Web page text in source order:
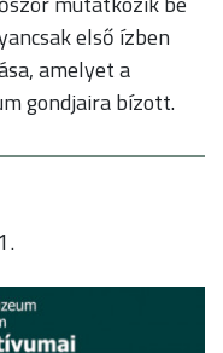
első ízben
amelyet a
gondjaira bízott.